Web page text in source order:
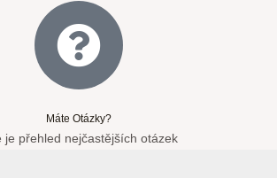
Máte Otázky?
je přehled nejčastějších otázek